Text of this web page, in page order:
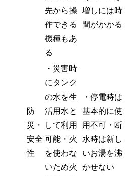
先から操
作できる
機種もあ
る
増しには時
間がかかる
防
災・
安全
性
・災害時
にタンク
の水を生
活用水と
して利用
可能・火
を使わな
いため火
・停電時は
基本的に使
用不可・断
水時は新し
いお湯を沸
かせない